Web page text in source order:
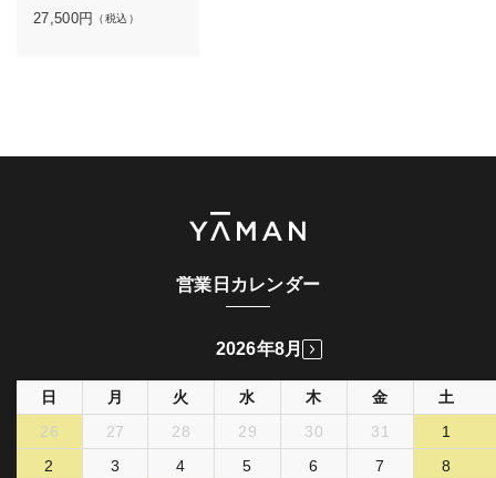
27,500円 （税込）
営業日カレンダー
2026年8月
日 月 火 水 木 金
土
26
27 28 29 30 31
1
2
3 4 5 6 7
8